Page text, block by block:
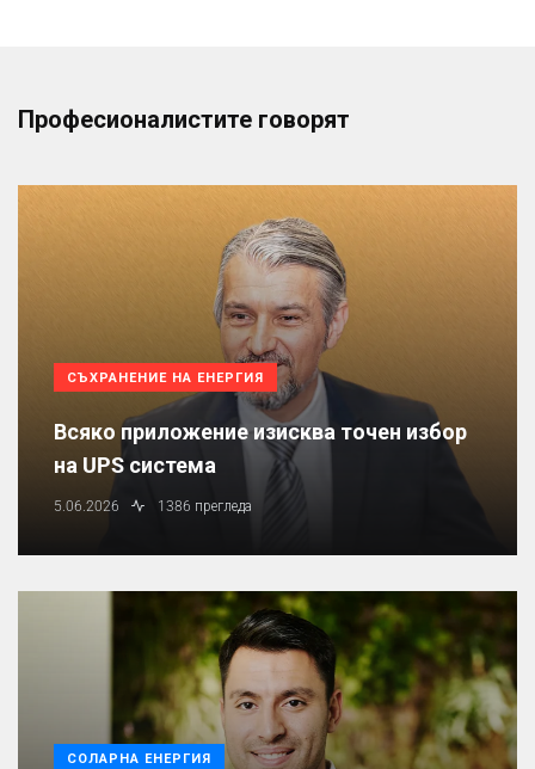
Професионалистите говорят
СЪХРАНЕНИЕ НА ЕНЕРГИЯ
Всяко приложение изисква точен избор
на UPS система
5.06.2026 1386 прегледа
СОЛАРНА ЕНЕРГИЯ